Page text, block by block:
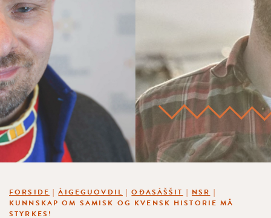
FORSIDE |ÁIGEGUOVDIL |OĐASÁŠŠIT | NSR |
KUNNSKAP OM SAMISK OG KVENSK HISTORIE MÅ
STYRKES!